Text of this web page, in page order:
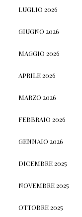
LUGLIO 2026
GIUGNO 2026
MAGGIO 2026
APRILE 2026
MARZO 2026
FEBBRAIO 2026
GENNAIO 2026
DICEMBRE 2025
NOVEMBRE 2025
OTTOBRE 2025